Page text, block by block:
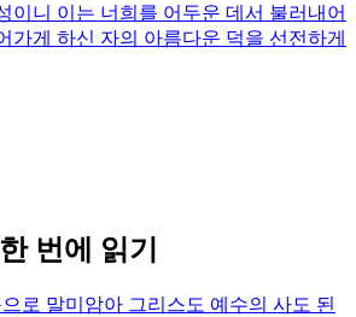
이니 이는 너희를 어두운 데서 불러내어
가게 하신 자의 아름다운 덕을 선전하게
번에 읽기
로 말미암아 그리스도 예수의 사도 된